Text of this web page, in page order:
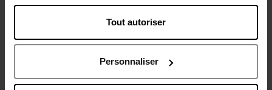
Tout autoriser
Personnaliser
Review
Nog iets vergeten ?